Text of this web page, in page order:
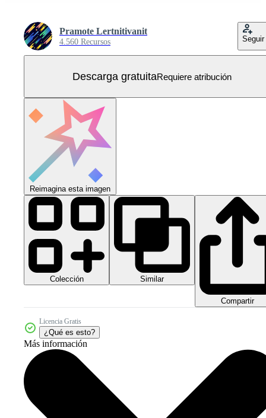
Pramote Lertnitivanit
4.560 Recursos Seguir
Descarga gratuitaRequiere atribución
Reimagina esta imagen
Colección Similar
Compartir
Licencia Gratis
¿Qué es esto?
Más información